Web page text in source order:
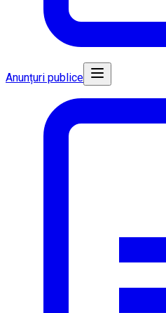
Anunțuri publice